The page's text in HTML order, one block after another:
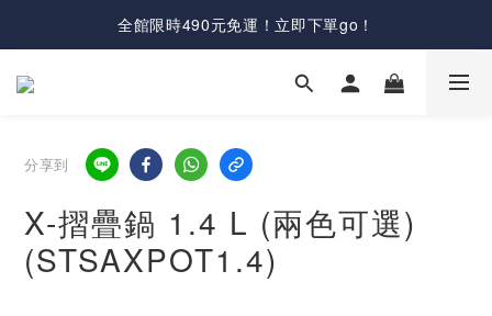
全館限時490元免運！立即下單go！
分享到
X-摺疊鍋 1.4 L (兩色可選)
(STSAXPOT1.4)